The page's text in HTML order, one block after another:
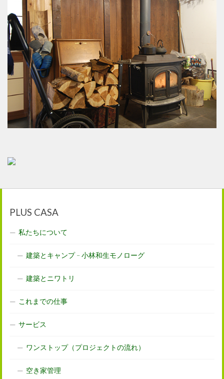
PLUS CASA
私たちについて
建築とキャンプ – 小林和生モノローグ
建築とニワトリ
これまでの仕事
サービス
ワンストップ（プロジェクトの流れ）
空き家管理